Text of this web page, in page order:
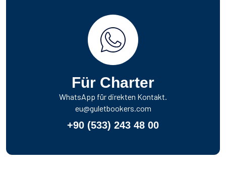
Für Charter
WhatsApp für direkten Kontakt.
eu@guletbookers.com
+90 (533) 243 48 00